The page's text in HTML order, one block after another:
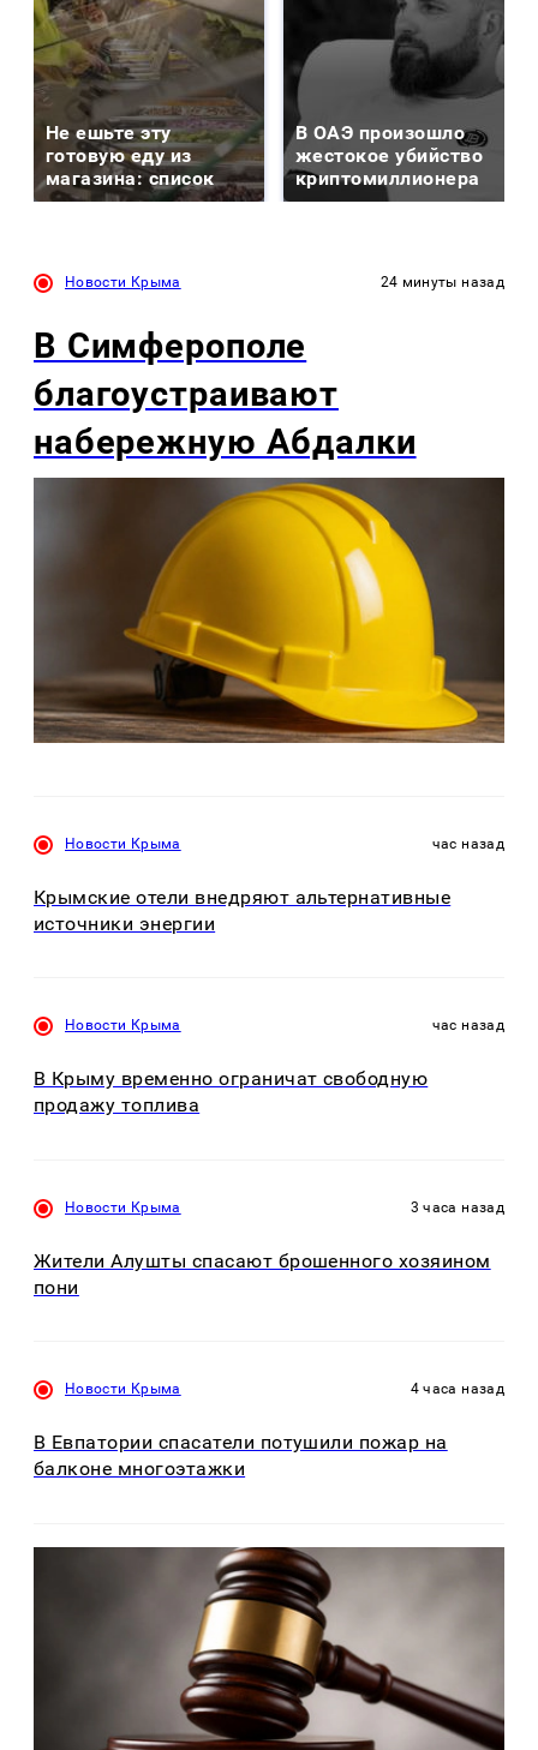
Не ешьте эту
готовую еду из
магазина: список
В ОАЭ произошло
жестокое убийство
криптомиллионера
Новости Крыма 24 минуты назад
В Симферополе
благоустраивают
набережную Абдалки
Новости Крыма час назад
Крымские отели внедряют альтернативные
источники энергии
Новости Крыма час назад
В Крыму временно ограничат свободную
продажу топлива
Новости Крыма 3 часа назад
Жители Алушты спасают брошенного хозяином
пони
Новости Крыма 4 часа назад
В Евпатории спасатели потушили пожар на
балконе многоэтажки